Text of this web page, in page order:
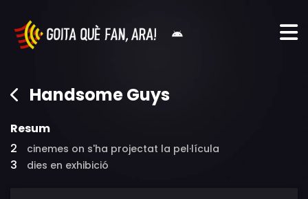
Handsome Guys
Resum
2
cinemes on s'ha projectat la pel·lícula
3 dies en exhibició